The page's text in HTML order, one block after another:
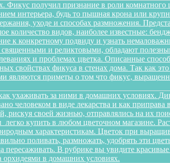
Фикус получил признание в роли
интерьера, будь то пышная крона или
уходе и способах размножения.
количество видов, наиболее известные:
к конкретному подвиду и узнать
священными и реликтовыми, обладают
и проблемах цветка. Описанные
свойствах фикуса в стенах дома. Так как
являются приметы о том что фикус,
ухаживать за ними в домашних условиях.
человеком в виде лекарства и как
рискуя своей жизнью, отправлялись на их
купить в любом цветочном магазине.
характеристикам. Цветок при
поливать, размножать, удобрять эти
В рубрике вы увидите
орхидеями в домашних условиях.